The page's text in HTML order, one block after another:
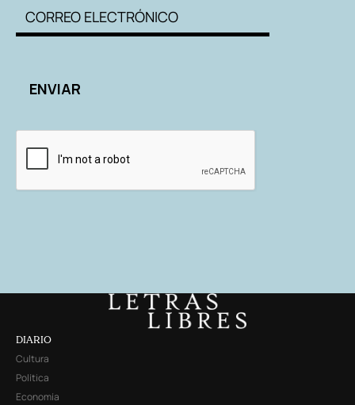
DIARIO
Cultura
Política
Economía